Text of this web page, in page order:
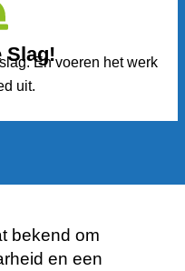
Slag!En voeren het werk
uit.
bekend om
en een